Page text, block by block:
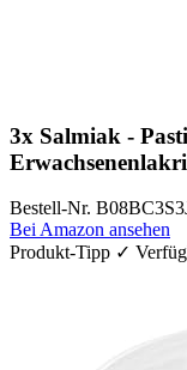
3x Salmiak -
Bestell-Nr.
Bei Amazon ansehen
Produkt-Tipp ✓